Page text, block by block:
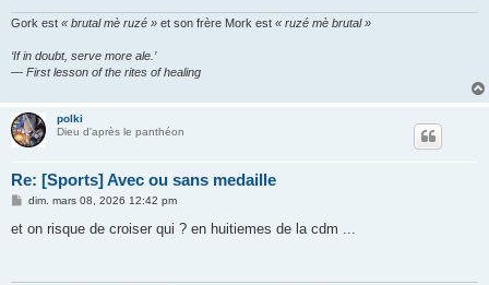
Gork est « brutal mè ruzé » et son frère Mork est « ruzé mè brutal »
‘If in doubt, serve more ale.’
— First lesson of the rites of healing
polki
Dieu d'après le panthéon
Re: [Sports] Avec ou sans medaille
M
s
dim. mars 08, 2026 12:42 pm
et on risque de croiser qui ? en huitiemes de la cdm ...